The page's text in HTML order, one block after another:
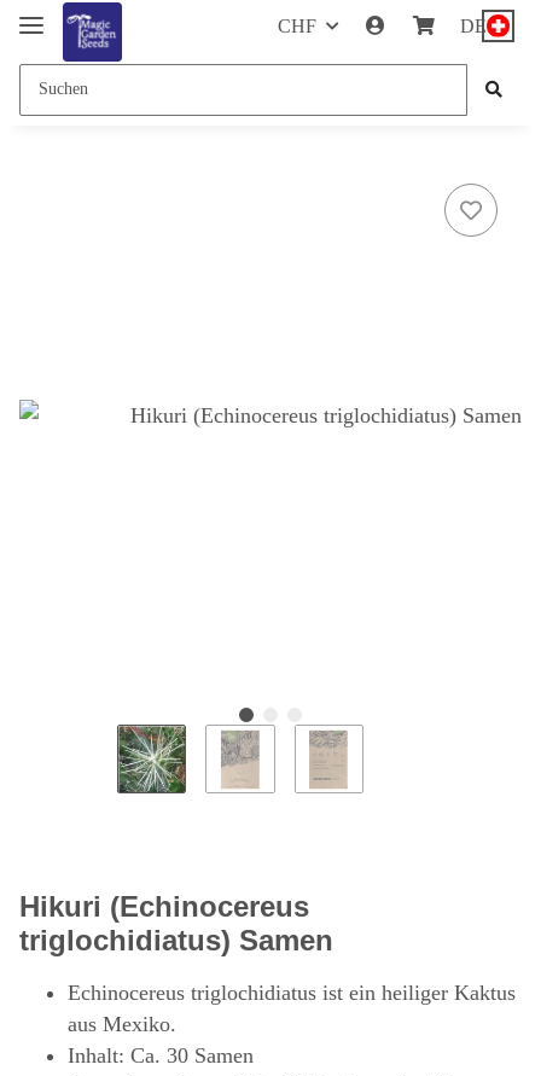
CHF DE
Hikuri (Echinocereus
triglochidiatus) Samen
Echinocereus triglochidiatus ist ein heiliger Kaktus
aus Mexiko.
Inhalt: Ca. 30 Samen